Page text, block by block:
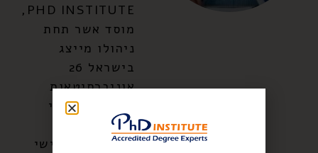
PHD INSTITUTE,
מוסד אשר תחת
ניהולו מייצג
בישראל 26
אוניברסיטאות
מוכרות מרחבי
העולם. המכון
מספק ליווי אישי